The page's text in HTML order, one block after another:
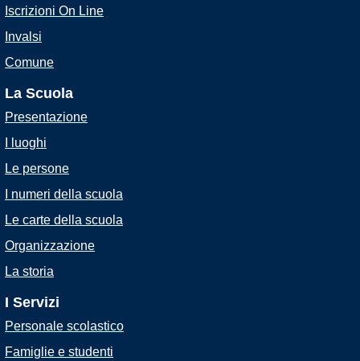
Iscrizioni On Line
Invalsi
Comune
La Scuola
Presentazione
I luoghi
Le persone
I numeri della scuola
Le carte della scuola
Organizzazione
La storia
I Servizi
Personale scolastico
Famiglie e studenti